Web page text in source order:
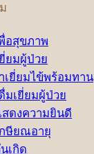
อสุขภาพ
ยมผู้ป่วย
เยี่ยมไข้พร้อมทาน
มเยี่ยมผู้ป่วย
ดงความยินดี
ษียณอายุ
เกิด